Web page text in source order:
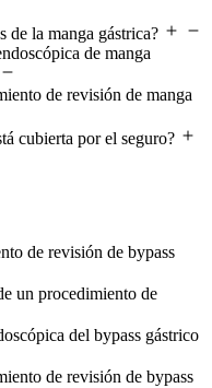
de la manga gástrica?
de manga
de revisión de manga
cubierta por el seguro?
de revisión de bypass
un procedimiento de
del bypass gástrico
de revisión de bypass